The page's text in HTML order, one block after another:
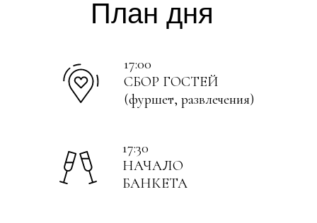
План дня
17:00
СБОР ГОСТЕЙ
(фуршет, развлечения)
17:30
НАЧАЛО
БАНКЕТА